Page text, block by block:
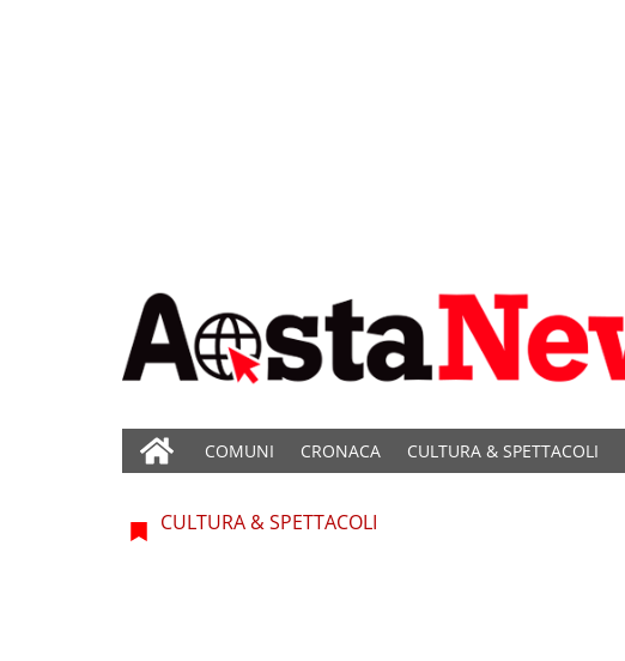
COMUNI CRONACA CULTURA & SPETTACOLI
CULTURA & SPETTACOLI